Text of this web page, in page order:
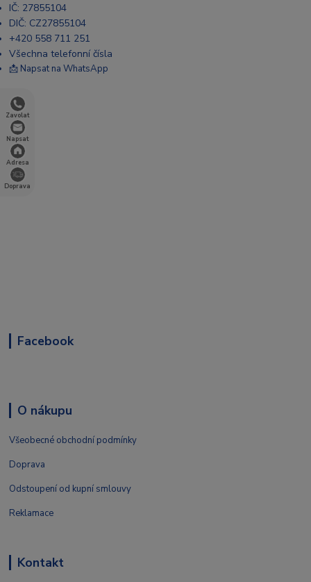
Zavolat
Napsat
Adresa
Doprava
IČ: 27855104
DIČ: CZ27855104
+420 558 711 251
Všechna telefonní čísla
📩 Napsat na WhatsApp
Facebook
O nákupu
Všeobecné obchodní podmínky
Doprava
Odstoupení od kupní smlouvy
Reklamace
Kontakt